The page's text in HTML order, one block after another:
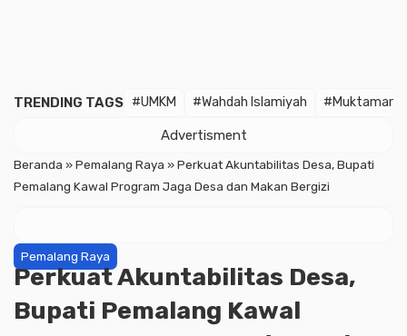
TRENDING TAGS #UMKM #Wahdah Islamiyah #Muktamar
Advertisment
Beranda »Pemalang Raya »Perkuat Akuntabilitas Desa, Bupati
Pemalang Kawal Program Jaga Desa dan Makan Bergizi
Pemalang Raya
Perkuat Akuntabilitas Desa,
Bupati Pemalang Kawal